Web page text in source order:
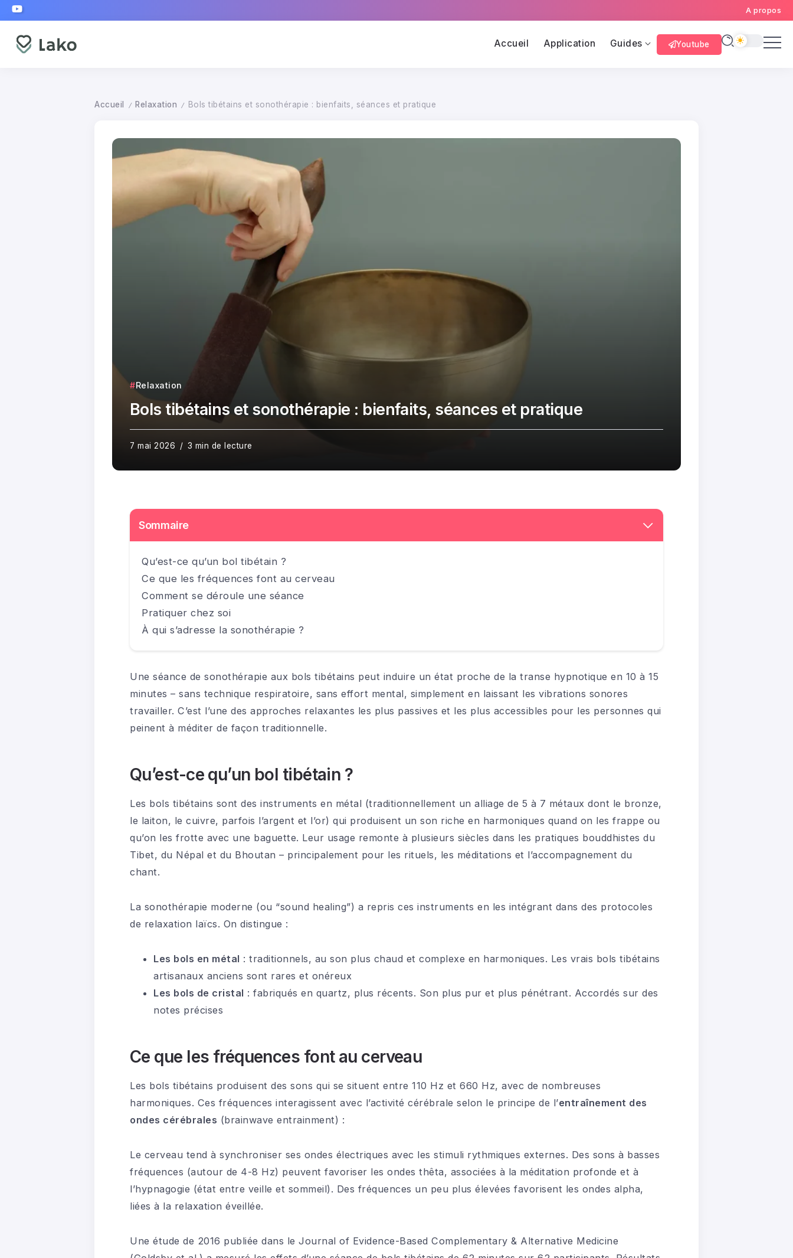
A propos
Accueil Application Guides Youtube
Accueil / Relaxation / Bols tibétains et sonothérapie : bienfaits, séances et pratique
Relaxation
Bols tibétains et sonothérapie : bienfaits, séances et pratique
7 mai 2026 3 min de lecture
Sommaire
Qu’est-ce qu’un bol tibétain ?
Ce que les fréquences font au cerveau
Comment se déroule une séance
Pratiquer chez soi
À qui s’adresse la sonothérapie ?
Une séance de sonothérapie aux bols tibétains peut induire un état proche de la transe hypnotique en 10 à 15
minutes – sans technique respiratoire, sans effort mental, simplement en laissant les vibrations sonores
travailler. C’est l’une des approches relaxantes les plus passives et les plus accessibles pour les personnes qui
peinent à méditer de façon traditionnelle.
Qu’est-ce qu’un bol tibétain ?
Les bols tibétains sont des instruments en métal (traditionnellement un alliage de 5 à 7 métaux dont le bronze,
le laiton, le cuivre, parfois l’argent et l’or) qui produisent un son riche en harmoniques quand on les frappe ou
qu’on les frotte avec une baguette. Leur usage remonte à plusieurs siècles dans les pratiques bouddhistes du
Tibet, du Népal et du Bhoutan – principalement pour les rituels, les méditations et l’accompagnement du
chant.
La sonothérapie moderne (ou “sound healing”) a repris ces instruments en les intégrant dans des protocoles
de relaxation laïcs. On distingue :
Les bols en métal : traditionnels, au son plus chaud et complexe en harmoniques. Les vrais bols tibétains
artisanaux anciens sont rares et onéreux
Les bols de cristal : fabriqués en quartz, plus récents. Son plus pur et plus pénétrant. Accordés sur des
notes précises
Ce que les fréquences font au cerveau
Les bols tibétains produisent des sons qui se situent entre 110 Hz et 660 Hz, avec de nombreuses
harmoniques. Ces fréquences interagissent avec l’activité cérébrale selon le principe de l’entraînement des
ondes cérébrales (brainwave entrainment) :
Le cerveau tend à synchroniser ses ondes électriques avec les stimuli rythmiques externes. Des sons à basses
fréquences (autour de 4-8 Hz) peuvent favoriser les ondes thêta, associées à la méditation profonde et à
l’hypnagogie (état entre veille et sommeil). Des fréquences un peu plus élevées favorisent les ondes alpha,
liées à la relaxation éveillée.
Une étude de 2016 publiée dans le Journal of Evidence-Based Complementary & Alternative Medicine